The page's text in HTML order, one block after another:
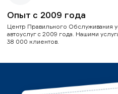
Опыт с 2009 года
Центр Правильного Обслуживания
автоуслуг с 2009 года. Нашими
38 000 клиентов.